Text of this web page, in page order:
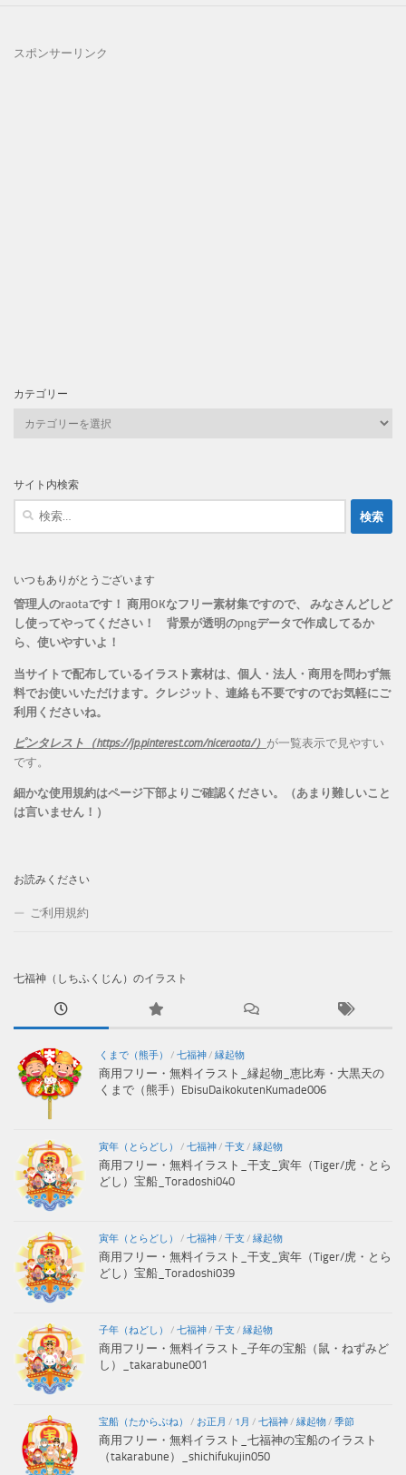
スポンサーリンク
カテゴリー
ー
サイト内検索
検
いつもありがとうございます
管理人のraotaです！ 商用OKなフリー素材集ですので、 みなさんどしど
し使ってやってください！ 背景が透明のpngデータで作成してるか
ら、 使いやすいよ！
当サイトで配布しているイラスト素材は、個人・法人・商用を問わず無
料でお使いいただけます。 クレジット、連絡も不要ですのでお気軽にご
利用くださいね。
ピンタレスト（https://jp.pinterest.com/niceraota/） が一覧表示で見やすい
です。
細かな使用規約はページ下部よりご確認ください。（あまり難しいこと
は言いません！）
お読みください
ご利用規約
七福神（しちふくじん）のイラスト
くまで（熊手） / 七福神/ 縁起物
商用フリー・無料イラスト_縁起物_恵比寿・大黒天の
くまで（熊手）EbisuDaikokutenKumade006
寅年（とらどし） / 七福神/ 干支 / 縁起物
商用フリー・無料イラスト_干支_寅年（Tiger/虎・とら
どし）宝船_Toradoshi040
寅年（とらどし） / 七福神/ 干支 / 縁起物
商用フリー・無料イラスト_干支_寅年（Tiger/虎・とら
どし）宝船_Toradoshi039
子年（ねどし） / 七福神/ 干支 / 縁起物
商用フリー・無料イラスト_子年の宝船（鼠・ねずみど
し）_takarabune001
宝船（たからぶね） / お正月 / 1月 / 七福神/ 縁起物/ 季節
商用フリー・無料イラスト_七福神の宝船のイラスト
（takarabune）_shichifukujin050